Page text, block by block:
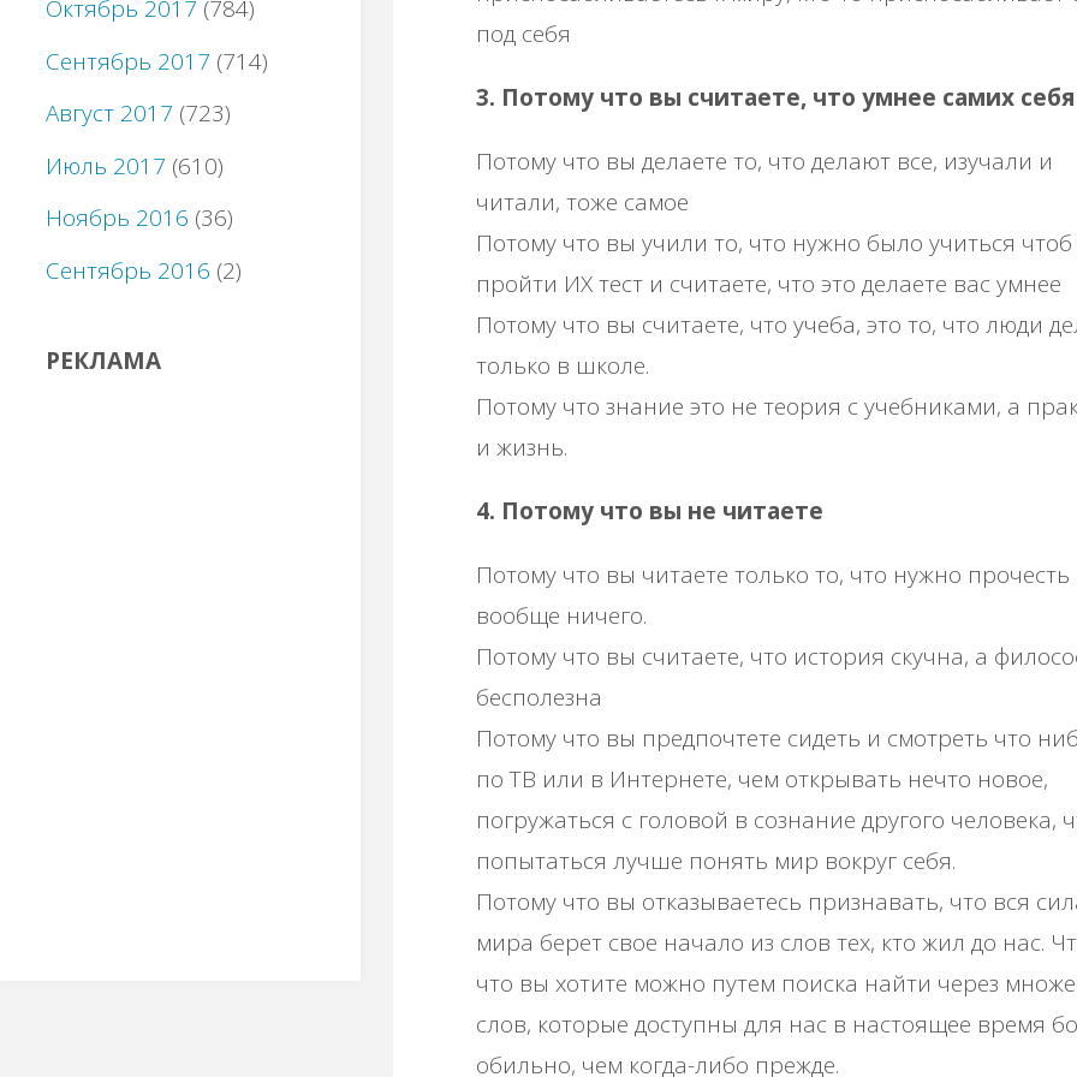
под себя
3. Потому что вы считаете, что умнее самих себя
Потому что вы делаете то, что делают все, изучали и
читали, тоже самое
Потому что вы учили то, что нужно было учиться чтоб
пройти ИХ тест и считаете, что это делаете вас умнее
Потому что вы считаете, что учеба, это то, что люди
только в школе.
Потому что знание это не теория с учебниками, а
и жизнь.
4. Потому что вы не читаете
Потому что вы читаете только то, что нужно
вообще ничего.
Потому что вы считаете, что история скучна, а
бесполезна
Потому что вы предпочтете сидеть и смотреть что
по ТВ или в Интернете, чем открывать нечто новое,
погружаться с головой в сознание другого человека,
попытаться лучше понять мир вокруг себя.
Потому что вы отказываетесь признавать, что вся
мира берет свое начало из слов тех, кто жил до нас.
что вы хотите можно путем поиска найти через
слов, которые доступны для нас в настоящее время
обильно, чем когда-либо прежде.
Октябрь 2017 (784)
Сентябрь 2017 (714)
Август 2017 (723)
Июль 2017 (610)
Ноябрь 2016 (36)
Сентябрь 2016 (2)
РЕКЛАМА